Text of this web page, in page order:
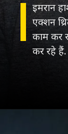
इमरान
एक्शन
काम कर